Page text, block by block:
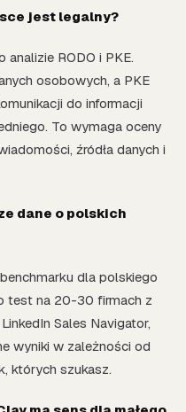
jest legalny?
RODO i PKE.
osobowych, a PKE
do informacji
To wymaga oceny
źródła danych i
dane o polskich
dla polskiego
test na 20-30 firmach z
Sales Navigator,
wyniki w zależności od
których szukasz.